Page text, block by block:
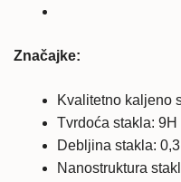
Značajke:
Kvalitetno kaljeno
Tvrdoća stakla: 9H
Debljina stakla:
Nanostruktura